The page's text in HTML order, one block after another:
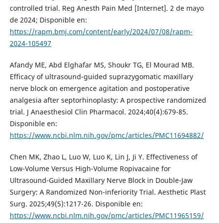
controlled trial. Reg Anesth Pain Med [Internet]. 2 de mayo
de 2024; Disponible en:
https://rapm.bmj.com/content/early/2024/07/08/rapm-
2024-105497
Afandy ME, Abd Elghafar MS, Shoukr TG, El Mourad MB.
Efficacy of ultrasound-guided suprazygomatic maxillary
nerve block on emergence agitation and postoperative
analgesia after septorhinoplasty: A prospective randomized
trial. J Anaesthesiol Clin Pharmacol. 2024;40(4):679-85.
Disponible en:
https://www.ncbi.nlm.nih.gov/pmc/articles/PMC11694882/
Chen MK, Zhao L, Luo W, Luo K, Lin J, Ji Y. Effectiveness of
Low-Volume Versus High-Volume Ropivacaine for
Ultrasound-Guided Maxillary Nerve Block in Double-Jaw
Surgery: A Randomized Non-inferiority Trial. Aesthetic Plast
Surg. 2025;49(5):1217-26. Disponible en:
https://www.ncbi.nlm.nih.gov/pmc/articles/PMC11965159/